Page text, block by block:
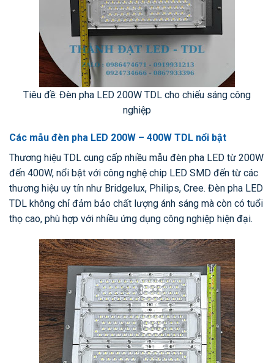
Tiêu đề: Đèn pha LED 200W TDL cho chiếu sáng công
nghiệp
Các mẫu đèn pha LED 200W – 400W TDL nổi bật
Thương hiệu TDL cung cấp nhiều mẫu đèn pha LED từ 200W
đến 400W, nổi bật với công nghệ chip LED SMD đến từ các
thương hiệu uy tín như Bridgelux, Philips, Cree. Đèn pha LED
TDL không chỉ đảm bảo chất lượng ánh sáng mà còn có tuổi
thọ cao, phù hợp với nhiều ứng dụng công nghiệp hiện đại.